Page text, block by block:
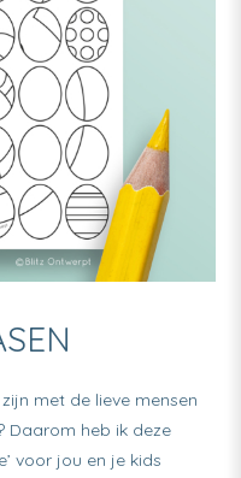
met de lieve mensen
Daarom heb ik deze
voor jou en je kids